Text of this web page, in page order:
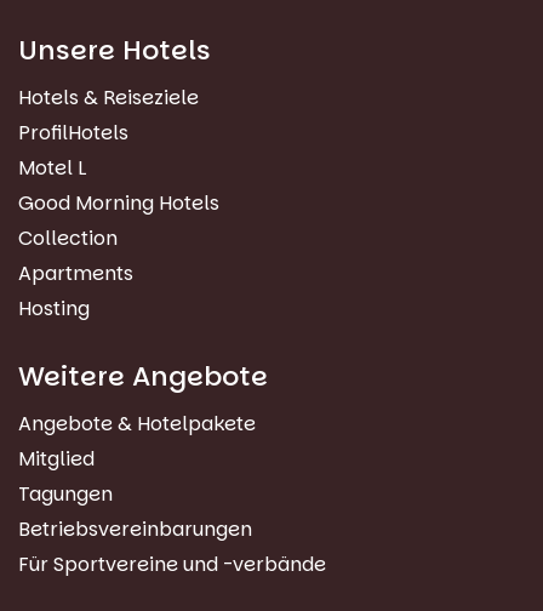
Unsere Hotels
Hotels & Reiseziele
ProfilHotels
Motel L
Good Morning Hotels
Collection
Apartments
Hosting
Weitere Angebote
Angebote & Hotelpakete
Mitglied
Tagungen
Betriebsvereinbarungen
Für Sportvereine und -verbände